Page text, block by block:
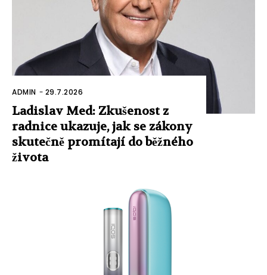
ADMIN - 29.7.2026
Ladislav Med: Zkušenost z
radnice ukazuje, jak se zákony
skutečně promítají do běžného
života